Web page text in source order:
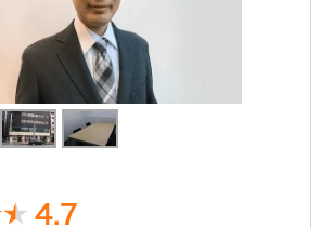
4.7